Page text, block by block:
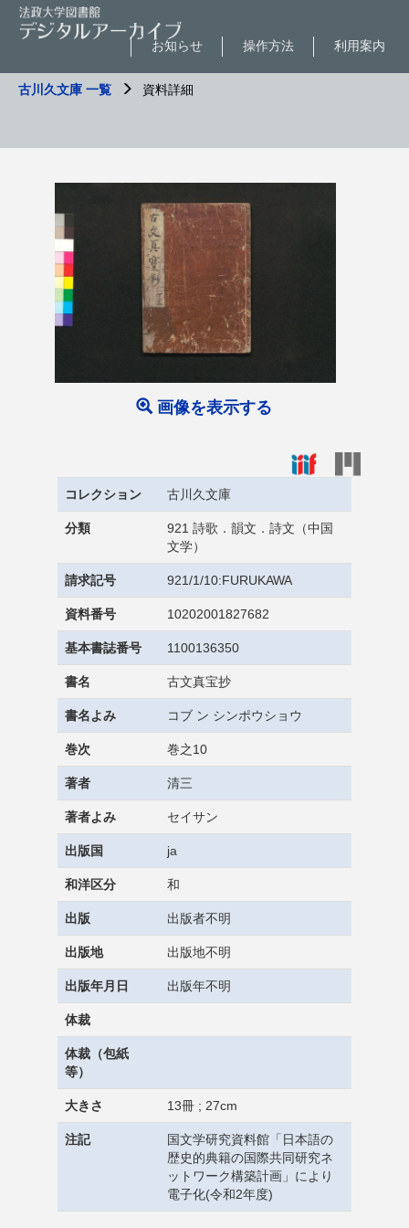
利用案内
操作方法
お知らせ
古川久文庫 一覧 資料詳細
画像を表示する
コレクション 古川久文庫
分類
921 詩歌．韻文．詩文（中国
文学）
請求記号 921/1/10:FURUKAWA
資料番号 10202001827682
基本書誌番号 1100136350
書名 古文真宝抄
書名よみ コブ ン シンポウショウ
巻次 巻之10
著者 清三
著者よみ セイサン
出版国 ja
和洋区分 和
出版 出版者不明
出版地 出版地不明
出版年月日 出版年不明
体裁
体裁（包紙
等）
大きさ 13冊 ; 27cm
注記
国文学研究資料館「日本語の
歴史的典籍の国際共同研究ネ
ットワーク構築計画」により
電子化(令和2年度)